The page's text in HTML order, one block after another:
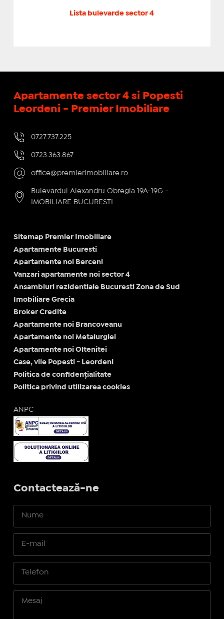
Lista bulevarde sector 4
Apartamente sector 4 si Popesti
Leordeni - Premier Imobiliare
0727.737.225
0723.363.867
office@premierimobiliare.ro
Bulevardul Alexandru Obregia 19A-19G -
IMOBILIARE BUCURESTI
Sitemap Premier Imobiliare
Apartamente Bucuresti
Apartamente noi Berceni
Vanzari apartamente noi sector 4
Ansambluri rezidentiale Bucuresti Zona de Sud
Imobiliare Grecia
Broker Credite
Apartamente noi Brancoveanu
Apartamente noi Metalurgiei
Apartamente noi Oltenitei
Case, vile Popesti - Leordeni
Politica de confidențialitate
Politica privind utilizarea cookies
ANPC
Contactează-ne